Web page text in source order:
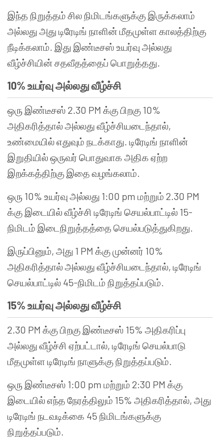
இந்த நிறுத்தம் சில நிமிடங்களுக்கு இருக்கலாம்
அல்லது அது டிரேடிங் நாளின் மீதமுள்ள காலத்திற்கு
நீடிக்கலாம். இது இண்டீசஸ் உயர்வு அல்லது
வீழ்ச்சியின் சதவீதத்தைப் பொறுத்தது.
10% உயர்வு அல்லது வீழ்ச்சி
ஒரு இண்டீசஸ் 2.30 PM க்கு பிறகு 10%
அதிகரித்தால் அல்லது வீழ்ச்சியடைந்தால்,
உண்மையில் எதுவும் நடக்காது. டிரேடிங் நாளின்
இறுதியில் ஒருவர் பொதுவாக அதிக ஏற்ற
இறக்கத்திற்கு இதை வழங்கலாம்.
ஒரு 10% உயர்வு அல்லது 1:00 pm மற்றும் 2.30 PM
க்கு இடையில் வீழ்ச்சி டிரேடிங் செயல்பாட்டில் 15-
நிமிடம் இடைநிறுத்தத்தை செயல்படுத்துகிறது.
இருப்பினும், அது 1 PM க்கு முன்னர் 10%
அதிகரித்தால் அல்லது வீழ்ச்சியடைந்தால், டிரேடிங்
செயல்பாட்டில் 45-நிமிடம் நிறுத்தப்படும்.
15% உயர்வு அல்லது வீழ்ச்சி
2.30 PM க்கு பிறகு இண்டீசஸ் 15% அதிகரிப்பு
அல்லது வீழ்ச்சி ஏற்பட்டால், டிரேடிங் செயல்பாடு
மீதமுள்ள டிரேடிங் நாளுக்கு நிறுத்தப்படும்.
ஒரு இண்டீசஸ் 1:00 pm மற்றும் 2:30 PM க்கு
இடையில் எந்த நேரத்திலும் 15% அதிகரித்தால், அது
டிரேடிங் நடவடிக்கை 45 நிமிடங்களுக்கு
நிறுத்தப்படும்.